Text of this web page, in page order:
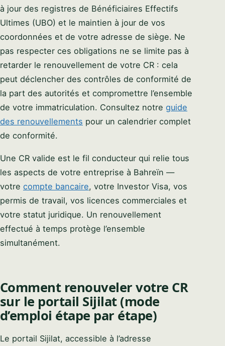
à jour des registres de Bénéficiaires Effectifs
Ultimes (UBO) et le maintien à jour de vos
coordonnées et de votre adresse de siège. Ne
pas respecter ces obligations ne se limite pas à
retarder le renouvellement de votre CR : cela
peut déclencher des contrôles de conformité de
la part des autorités et compromettre l’ensemble
de votre immatriculation. Consultez notre guide
des renouvellements pour un calendrier complet
de conformité.
Une CR valide est le fil conducteur qui relie tous
les aspects de votre entreprise à Bahreïn —
votre compte bancaire, votre Investor Visa, vos
permis de travail, vos licences commerciales et
votre statut juridique. Un renouvellement
effectué à temps protège l’ensemble
simultanément.
Comment renouveler votre CR
sur le portail Sijilat (mode
d’emploi étape par étape)
Le portail Sijilat, accessible à l’adresse